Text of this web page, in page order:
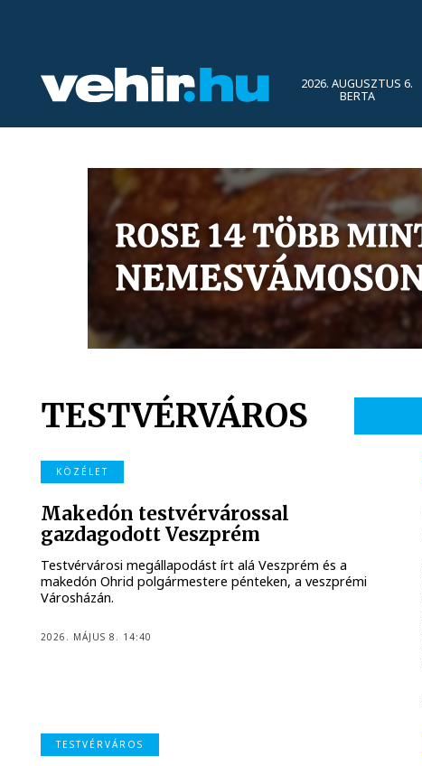
2026. AUGUSZTUS 6.
BERTA
TESTVÉRVÁROS
KÖZÉLET
Makedón testvérvárossal
gazdagodott Veszprém
Testvérvárosi megállapodást írt alá Veszprém és a
makedón Ohrid polgármestere pénteken, a veszprémi
Városházán.
2026. MÁJUS 8. 14:40
TESTVÉRVÁROS